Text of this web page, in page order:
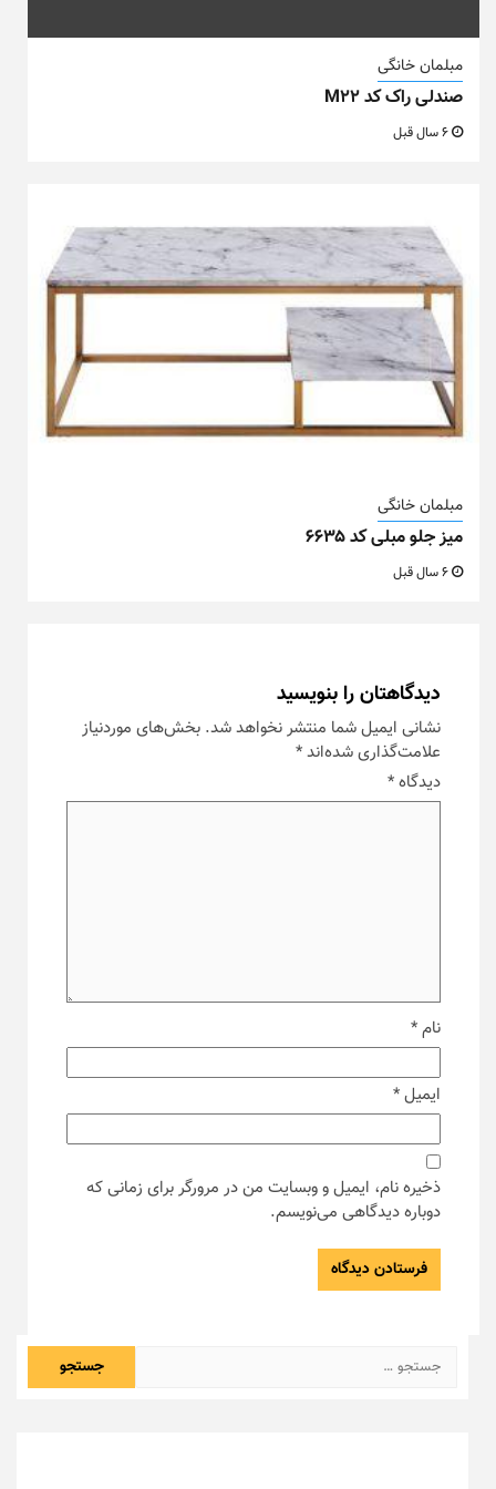
مبلمان خانگی
صندلی راک کد M22
مبلمان خانگی
میز جلو مبلی کد ۶۶۳۵
دیدگاهتان را بنویسید
نشانی ایمیل شما منتشر نخواهد شد. بخش‌های موردنیاز
علامت‌گذاری شده‌اند*
دیدگاه*
نام*
ایمیل*
ذخیره نام، ایمیل و وبسایت من در مرورگر برای زمانی که
دوباره دیدگاهی می‌نویسم.
جستجو
برای: